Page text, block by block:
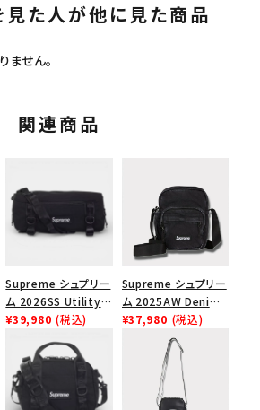
見た人が他に見た商品
せん。
関連商品
Supreme シュプリー
ム 2026SS Utility
Bag ユーティリティ
¥39,980 (税込)
Supreme シュプリー
ム 2025AW Denim
Shoulder Bag デニ
ム ショルダーバッグ
¥37,980 (税込)